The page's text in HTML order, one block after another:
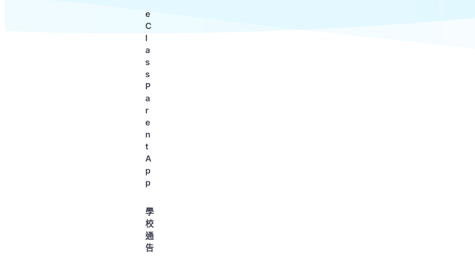
e
C
l
a
s
s
P
a
r
e
n
t
A
p
p
學
校
通
告